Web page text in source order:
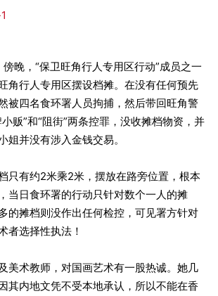
晚，“保卫旺角行人专用区行动”成员之一
角行人专用区摆设档摊。在没有任何预先
被四名食环署人员拘捕，然后带回旺角警
贩”和“阻街”两条控罪，没收摊档物资，并
姐并没有涉入金钱交易。
只有约2米乘2米，摆放在路旁位置，根本
当日食环署的行动只针对数个一人的摊
的摊档则没作出任何检控，可见署方针对
者选择性执法！
美术教师，对国画艺术有一股热诚。她几
其内地文凭不受本地承认，所以不能在香